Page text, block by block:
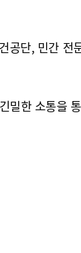
단, 민간
한 소통을